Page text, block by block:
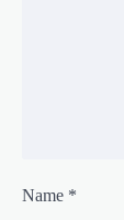
Name *